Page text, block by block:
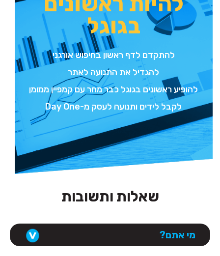
בגוגל
להתקדם לדף ראשון בחיפוש אורגני
להגדיל את התנועה לאתר
להופיע ראשונים בגוגל כבר מחר עם קמפיין ממומן
לקבל לידים ותנועה לעסק מ-Day One
שאלות ותשובות
מי אתם?